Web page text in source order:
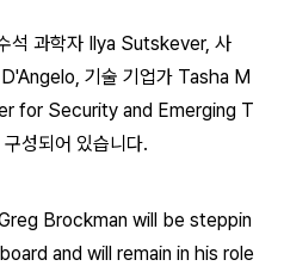
석 과학자 Ilya Sutskever, 사
기술 기업가 Tasha M
for Security and Emerging T
성되어 있습니다.
Brockman will be steppin
and will remain in his role